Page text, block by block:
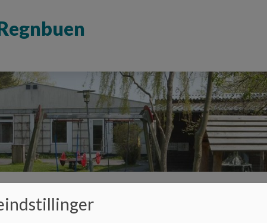
og terapi Dagens gang og aktiviteter